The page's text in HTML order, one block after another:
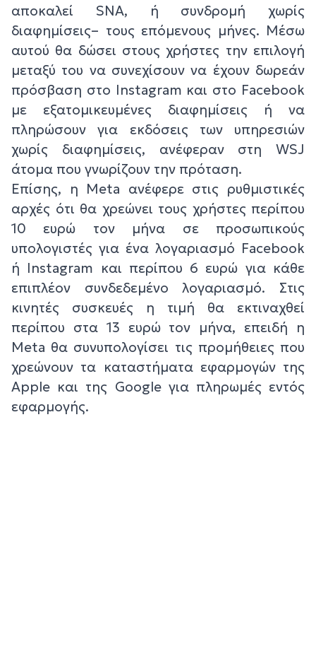
αποκαλεί SNA, ή συνδρομή χωρίς
διαφημίσεις– τους επόμενους μήνες. Μέσω
αυτού θα δώσει στους χρήστες την επιλογή
μεταξύ του να συνεχίσουν να έχουν δωρεάν
πρόσβαση στο Instagram και στο Facebook
με εξατομικευμένες διαφημίσεις ή να
πληρώσουν για εκδόσεις των υπηρεσιών
χωρίς διαφημίσεις, ανέφεραν στη WSJ
άτομα που γνωρίζουν την πρόταση.
Επίσης, η Meta ανέφερε στις ρυθμιστικές
αρχές ότι θα χρεώνει τους χρήστες περίπου
10 ευρώ τον μήνα σε προσωπικούς
υπολογιστές για ένα λογαριασμό Facebook
ή Instagram και περίπου 6 ευρώ για κάθε
επιπλέον συνδεδεμένο λογαριασμό. Στις
κινητές συσκευές η τιμή θα εκτιναχθεί
περίπου στα 13 ευρώ τον μήνα, επειδή η
Meta θα συνυπολογίσει τις προμήθειες που
χρεώνουν τα καταστήματα εφαρμογών της
Apple και της Google για πληρωμές εντός
εφαρμογής.